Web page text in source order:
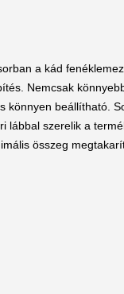
a kád
Nemcsak
könnyen beállítható.
lábbal szerelik a
összeg